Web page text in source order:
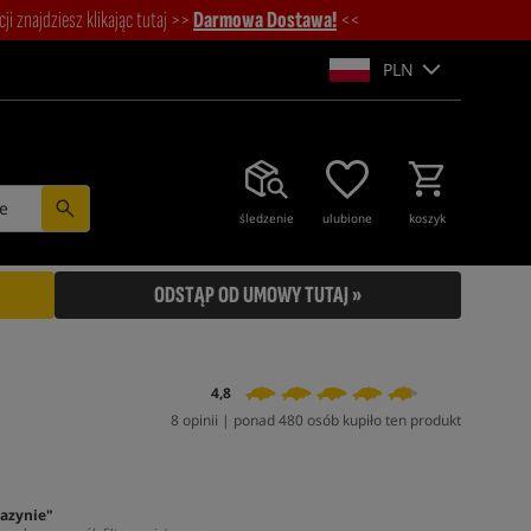
znajdziesz klikając tutaj >>Darmowa Dostawa! <<
PLN
śledzenie ulubione koszyk
ODSTĄP OD UMOWY TUTAJ »
4,8
8 opinii | ponad 480 osób kupiło ten produkt